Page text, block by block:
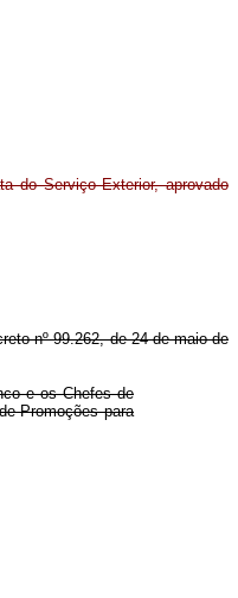
do Serviço Exterior, aprovado
nº 99.262, de 24 de maio de
e os Chefes de
Promoções para